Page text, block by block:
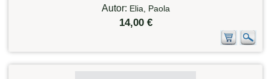
Autor: Elia, Paola
14,00 €